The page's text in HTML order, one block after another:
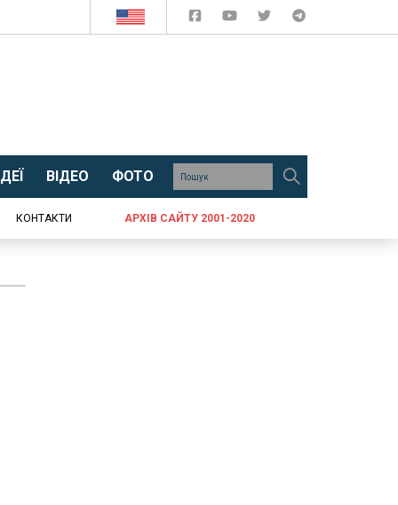
ВІДЕО ФОТО
КОНТАКТИ АРХІВ САЙТУ 2001-2020